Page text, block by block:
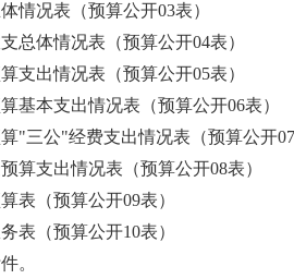
情况表（预算公开03表）
总体情况表（预算公开04表）
支出情况表（预算公开05表）
基本支出情况表（预算公开06表）
"三公"经费支出情况表（预算公开
算支出情况表（预算公开08表）
表（预算公开09表）
表（预算公开10表）
。